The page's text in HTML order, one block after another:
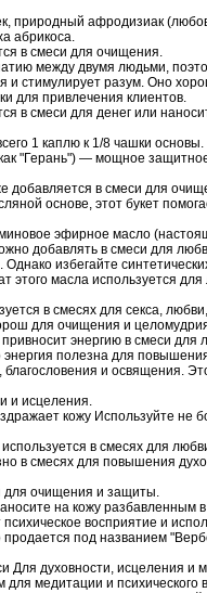
афродизиак
абрикоса.
в смеси для очищения.
между двумя людьми,
и стимулирует разум. Оно
для привлечения клиентов.
смеси для денег или
1 каплю к 1/8 чашки
"Герань") — мощное
в смеси для
основе, этот букет
эфирное масло
добавлять в смеси для
избегайте
масла используется для
в смесях для секса, любви,
для очищения и
энергию в смеси для
полезна для
и освящения.
и исцеления.
кожу Используйте не
в смесях для
в смесях для повышения
очищения и защиты.
на кожу разбавленным
восприятие и
под названием
духовности, исцеления и
медитации и психического